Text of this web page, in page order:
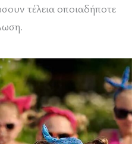
τέλεια οποιαδήποτε